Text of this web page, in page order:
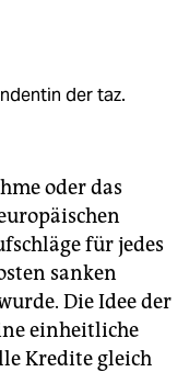
der taz.
oder das
für jedes
sanken
Die Idee der
einheitliche
Kredite gleich